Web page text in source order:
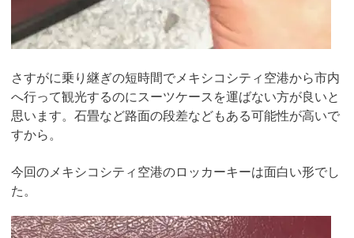
さすがに乗り継ぎの短時間でメキシコシティ空港から市内
へ行って観光するのにスーツケースを運ばない方が良いと
思います。石畳など路面の段差などもある可能性が高いで
すから。
今回のメキシコシティ空港のロッカーキーは面白い形でし
た。